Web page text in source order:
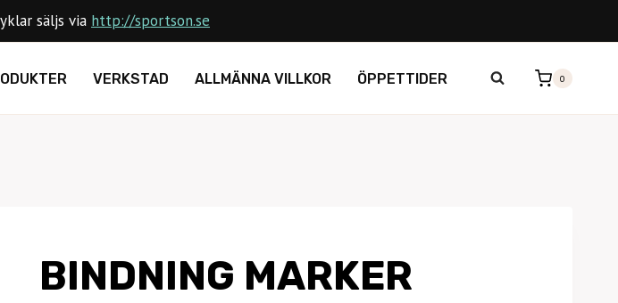
säljs via http://sportson.se
VERKSTAD ALLMÄNNA VILLKOR ÖPPETTIDER 0
BINDNING MARKER